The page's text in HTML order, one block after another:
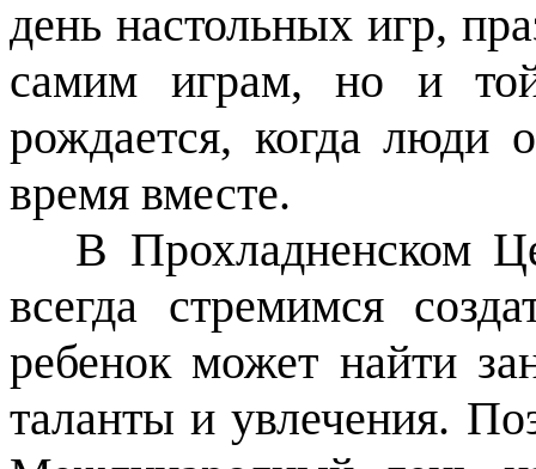
день настольных игр,
самим играм, но и той
рождается, когда люди
время вместе.
В Прохладненском
всегда стремимся
ребенок может найти
таланты и увлечения.